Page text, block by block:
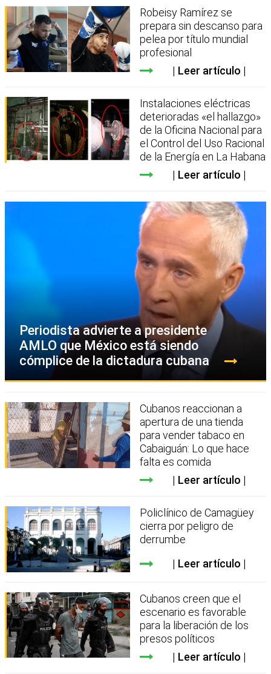
Robeisy Ramírez se
prepara sin descanso para
pelea por título mundial
profesional
Leer artículo
Instalaciones eléctricas
deterioradas «el hallazgo»
de la Oficina Nacional para
el Control del Uso Racional
de la Energía en La Habana
Leer artículo
Periodista advierte a presidente
AMLO que México está siendo
cómplice de la dictadura cubana
Cubanos reaccionan a
apertura de una tienda
para vender tabaco en
Cabaiguán: Lo que hace
falta es comida
Leer artículo
Policlínico de Camagüey
cierra por peligro de
derrumbe
Leer artículo
Cubanos creen que el
escenario es favorable
para la liberación de los
presos políticos
Leer artículo